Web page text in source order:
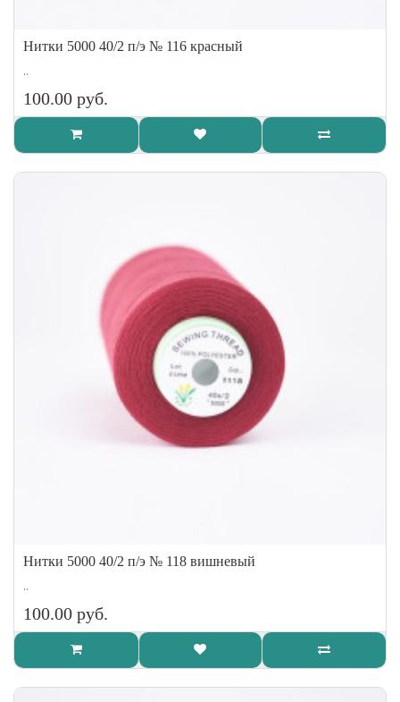
Нитки 5000 40/2 п/э № 116 красный
..
100.00 руб.
Нитки 5000 40/2 п/э № 118 вишневый
..
100.00 руб.